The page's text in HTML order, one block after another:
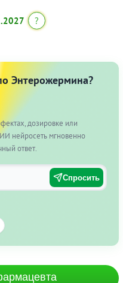
?
Энтерожермина?
дозировке или
нейросеть мгновенно
ответ.
Спросить